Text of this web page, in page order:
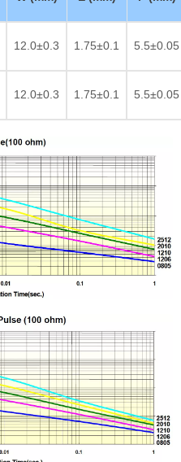
12.0±0.3 1.75±0.1 5.5±0.05
12.0±0.3 1.75±0.1 5.5±0.05